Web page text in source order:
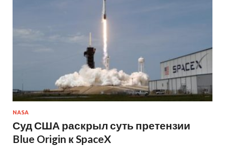
NASA
Суд США раскрыл суть претензии
Blue Origin к SpaceX